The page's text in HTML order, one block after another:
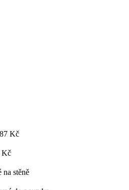
Kč
Kč
na stěně